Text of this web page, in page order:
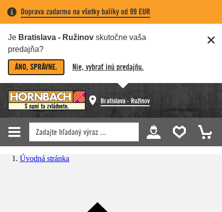
Doprava zadarmo na všetky balíky od 99 EUR
Je Bratislava - Ružinov skutočne vaša
predajňa?
ÁNO, SPRÁVNE. Nie, vybrať inú predajňu.
Bratislava - Ružinov
Úvodná stránka